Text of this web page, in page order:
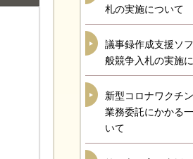
札の実施について
議事録作成支援ソ
般競争入札の実施
新型コロナワクチ
業務委託にかかる
いて